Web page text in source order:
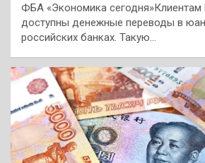
ФБА «Экономика сегодня»Клиентам
доступны денежные переводы в
российских банках. Такую…